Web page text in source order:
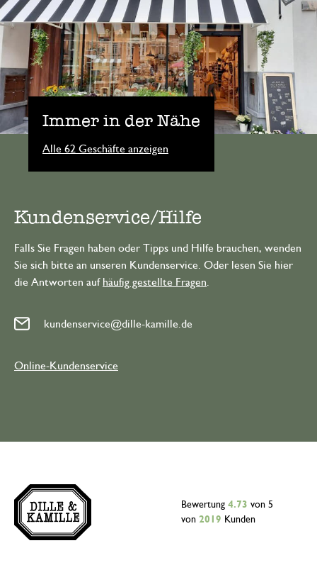
Immer in der Nähe
Alle 62 Geschäfte anzeigen
Kundenservice/Hilfe
Falls Sie Fragen haben oder Tipps und Hilfe brauchen, wenden
Sie sich bitte an unseren Kundenservice. Oder lesen Sie hier
die Antworten auf häufig gestellte Fragen
kundenservice@dille-kamille.de
Online-Kundenservice
Bewertung 4.73 von 5
von 2019 Kunden